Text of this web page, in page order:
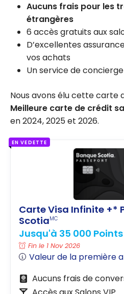
Aucuns frais pour les
étrangères
6 accès gratuits aux
D’excellentes
vos achats
Un service de
Nous avons élu cette carte
Meilleure carte de crédit
en 2024, 2025 et 2026.
EN VEDETTE
Carte Visa Infinite +*
ScotiaMC
Jusqu'à 35 000 Points
Fin le 1 Nov 2026
Valeur de la première
Aucuns frais de